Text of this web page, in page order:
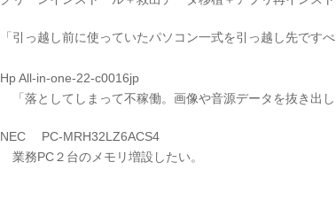
「引っ越し前に使っていたパソコン一式を引っ越し先です
Hp All-in-one-22-c0016jp
「落としてしまって不稼働。画像や音源データを抜き出し
NEC PC-MRH32LZ6ACS4
業務PC２台のメモリ増設したい。